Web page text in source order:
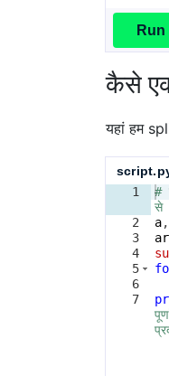
Run
कैसे
यहां हम
1
2
3
4
5
6
7
#
से
a,